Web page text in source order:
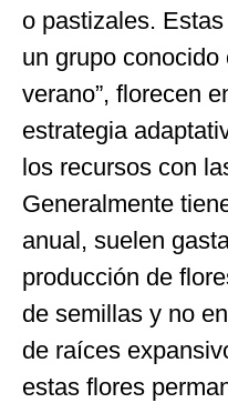
o pastizales.
un grupo conocido
verano”, florecen
estrategia
los recursos con
Generalmente
anual, suelen
producción de
de semillas y no
de raíces
estas flores